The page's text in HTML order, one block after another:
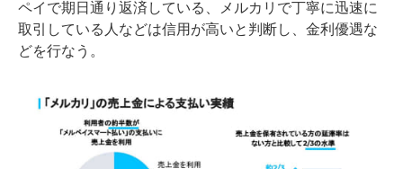
ペイで期日通り返済している、メルカリで丁寧に迅速に
取引している人などは信用が高いと判断し、金利優遇な
どを行なう。